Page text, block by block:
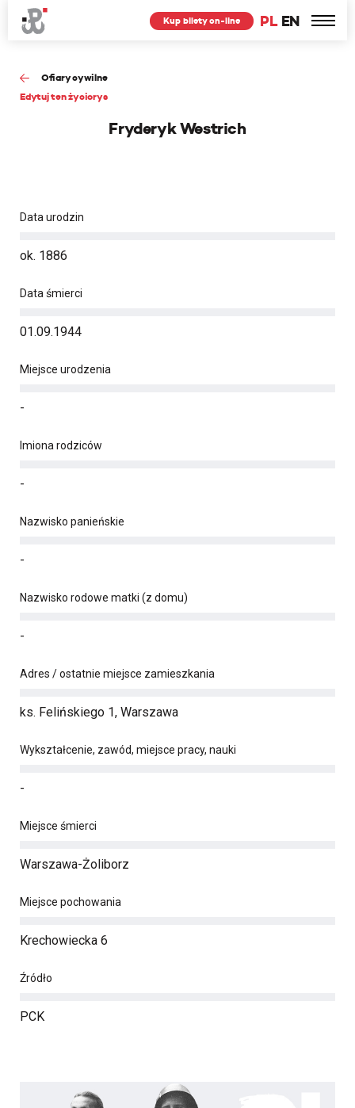
PL EN
Kup bilety on-line
Ofiary cywilne
Edytuj ten życiorys
Fryderyk Westrich
Data urodzin
ok. 1886
Data śmierci
01.09.1944
Miejsce urodzenia
-
Imiona rodziców
-
Nazwisko panieńskie
-
Nazwisko rodowe matki (z domu)
-
Adres / ostatnie miejsce zamieszkania
ks. Felińskiego 1, Warszawa
Wykształcenie, zawód, miejsce pracy, nauki
-
Miejsce śmierci
Warszawa-Żoliborz
Miejsce pochowania
Krechowiecka 6
Źródło
PCK